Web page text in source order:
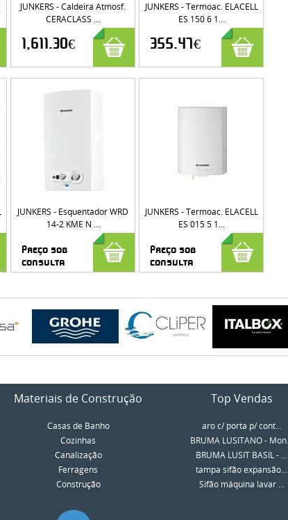
JUNKERS - Caldeira Atmosf.
CERACLASS ...
1,611.30€
JUNKERS - Termoac. ELACELL
ES 150 6 1...
355.47€
JUNKERS - Esquentador WRD
14-2 KME N ...
Preço sob
consulta
JUNKERS - Termoac. ELACELL
ES 015 5 1...
Preço sob
consulta
Materiais de Construção
Casas de Banho
Cozinhas
Canalização
Ferragens
Construção
Top Vendas
aro c/ porta p/ cont...
BRUMA LUSITANO - Mon...
BRUMA LUSIT BASIL - ...
tampa sifão expansão...
Sifão máquina lavar ...